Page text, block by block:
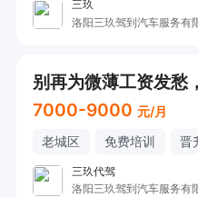
三玖
洛阳三玖驾到汽车服务有
7000-9000 元/月
老城区 免费培训 晋
三玖代驾
洛阳三玖驾到汽车服务有